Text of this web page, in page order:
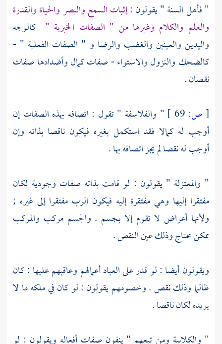
"فأهل السنة" يقولون :إثبات السمع والبصر والحياة والقدرة
والعلم والكلام وغيرها من " الصفات الخبرية " كالوجه
واليدين والعينين والغضب والرضا و " الصفات الفعلية " -
كالضحك والنزول والاستواء - صفات كمال وأضدادها صفات
نقصان .
[ ص: " والفلاسفة " تقول : اتصافه بهذه الصفات إن
أوجب له كمالا فقد استكمل بغيره فيكون ناقصا بذاته وإن
أوجب له نقصا لم يجز اتصافه بها .
" والمعتزلة " يقولون : لو قامت بذاته صفات وجودية لكان
مفتقرا إليها وهي مفتقرة إليه فيكون الرب مفتقرا إلى غيره ;
ولأنها أعراض لا تقوم إلا بجسم . والجسم مركب والمركب
ممكن محتاج وذلك عين النقص .
ويقولون أيضا : لو قدر على العباد أعمالهم وعاقبهم عليها : كان
ظالما وذلك نقص . وخصومهم يقولون : لو كان في ملكه ما لا
يريده لكان ناقصا .